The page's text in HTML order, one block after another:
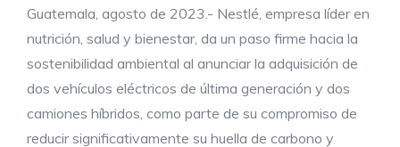
Guatemala, agosto de 2023.- Nestlé, empresa líder en
nutrición, salud y bienestar, da un paso firme hacia la
sostenibilidad ambiental al anunciar la adquisición de
dos vehículos eléctricos de última generación y dos
camiones híbridos, como parte de su compromiso de
reducir significativamente su huella de carbono y